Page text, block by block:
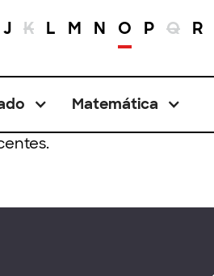
J K L M N O P Q R
Matemática